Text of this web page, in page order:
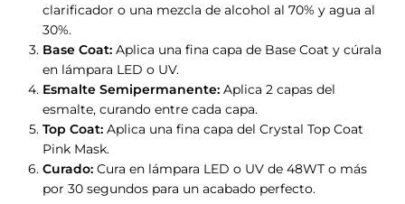
clarificador o una mezcla de alcohol al 70% y agua al
30%.
Base Coat: Aplica una fina capa de Base Coat y cúrala
en lámpara LED o UV.
Esmalte Semipermanente: Aplica 2 capas del
esmalte, curando entre cada capa.
Top Coat: Aplica una fina capa del Crystal Top Coat
Pink Mask.
Curado: Cura en lámpara LED o UV de 48WT o más
por 30 segundos para un acabado perfecto.